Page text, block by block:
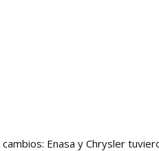
Enasa y Chrysler